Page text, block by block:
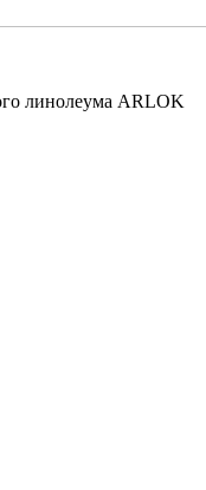
линолеума ARLOK